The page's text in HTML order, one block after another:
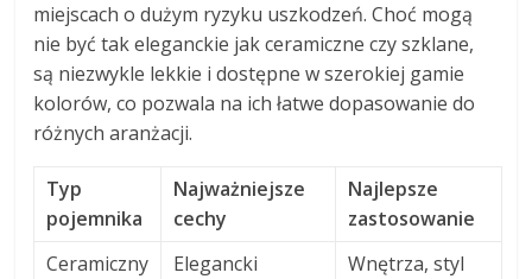
miejscach o dużym ryzyku uszkodzeń. Choć mogą
nie być tak eleganckie jak ceramiczne czy szklane,
są niezwykle lekkie i dostępne w szerokiej gamie
kolorów, co pozwala na ich łatwe dopasowanie do
różnych aranżacji.
Typ
pojemnika
Najważniejsze
cechy
Najlepsze
zastosowanie
Ceramiczny
Elegancki
Wnętrza, styl